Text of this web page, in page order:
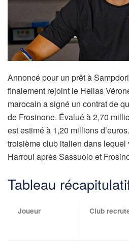
Annoncé pour un prêt à
finalement rejoint le Hellas
marocain a signé un contrat de
de Frosinone. Évalué à 2,70
est estimé à 1,20 millions
troisième club italien dans lequel
Harroui après Sassuolo et
Tableau
Joueur Club